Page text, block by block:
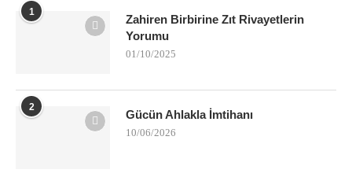
1
Zahiren Birbirine Zıt Rivayetlerin
Yorumu
01/10/2025
2
Gücün Ahlakla İmtihanı
10/06/2026